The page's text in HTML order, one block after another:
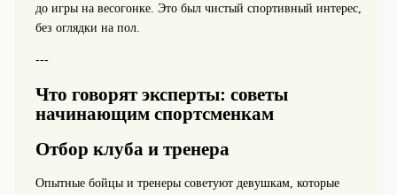
до игры на весогонке. Это был чистый спортивный интерес,
без оглядки на пол.
---
Что говорят эксперты: советы
начинающим спортсменкам
Отбор клуба и тренера
Опытные бойцы и тренеры советуют девушкам, которые